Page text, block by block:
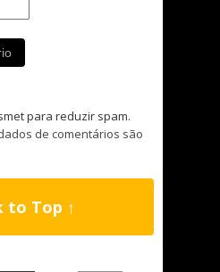
para reduzir spam.
de comentários são
to Top ↑